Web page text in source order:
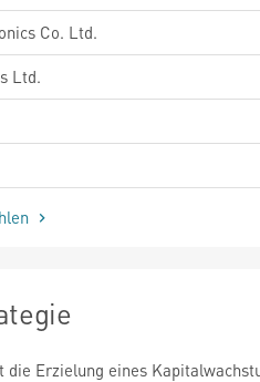
Co. Ltd.
Ltd.
die Erzielung eines